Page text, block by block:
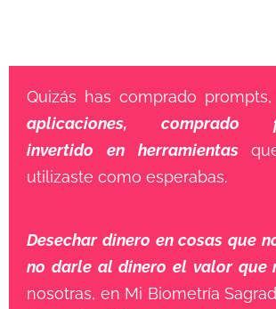
Quizás has comprado prompts,
aplicaciones, comprado
invertido en herramientas
utilizaste como esperabas.
Desechar dinero en cosas que
no darle al dinero el valor que
nosotras, en Mi Biometría